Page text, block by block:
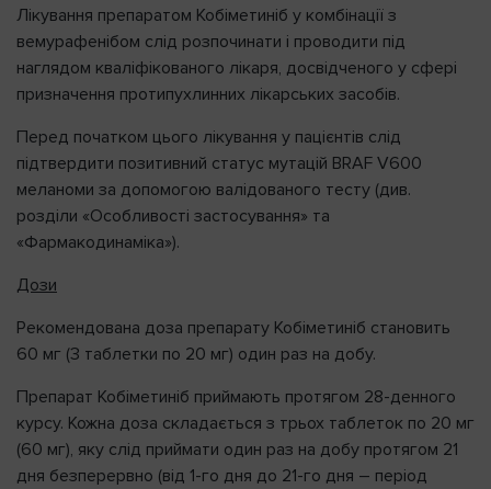
Лікування препаратом Кобіметиніб у комбінації з
вемурафенібом слід розпочинати і проводити під
наглядом кваліфікованого лікаря, досвідченого у сфері
призначення протипухлинних лікарських засобів.
Перед початком цього лікування у пацієнтів слід
підтвердити позитивний статус мутацій BRAF V600
меланоми за допомогою валідованого тесту (див.
розділи «Особливості застосування» та
«Фармакодинаміка»).
Дози
Рекомендована доза препарату Кобіметиніб становить
60 мг (3 таблетки по 20 мг) один раз на добу.
Препарат Кобіметиніб приймають протягом 28-денного
курсу. Кожна доза складається з трьох таблеток по 20 мг
(60 мг), яку слід приймати один раз на добу протягом 21
дня безперервно (від 1-го дня до 21-го дня – період